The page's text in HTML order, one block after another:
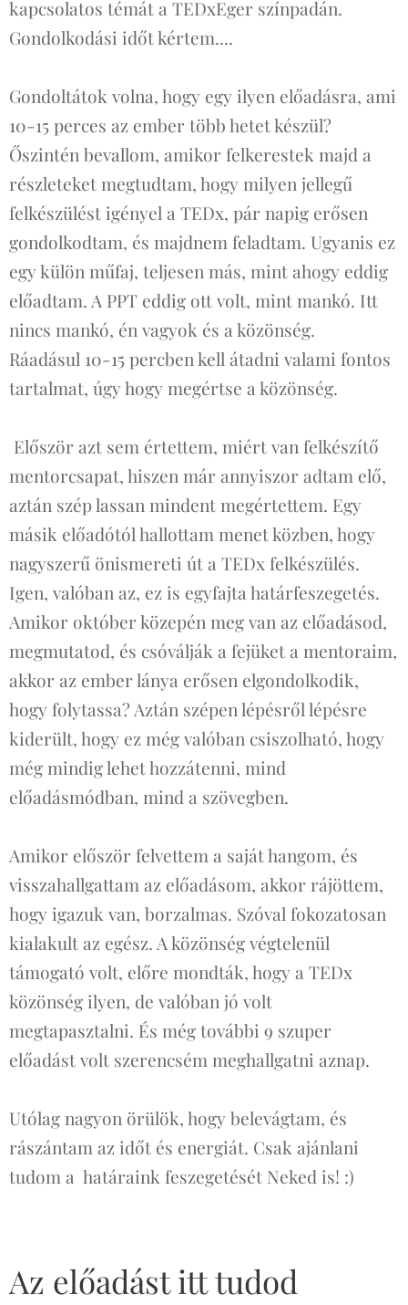
kapcsolatos témát a TEDxEger színpadán.
Gondolkodási időt kértem....
Gondoltátok volna, hogy egy ilyen előadásra, ami
10-15 perces az ember több hetet készül?
Őszintén bevallom, amikor felkerestek majd a
részleteket megtudtam, hogy milyen jellegű
felkészülést igényel a TEDx, pár napig erősen
gondolkodtam, és majdnem feladtam. Ugyanis ez
egy külön műfaj, teljesen más, mint ahogy eddig
előadtam. A PPT eddig ott volt, mint mankó. Itt
nincs mankó, én vagyok és a közönség.
Ráadásul 10-15 percben kell átadni valami fontos
tartalmat, úgy hogy megértse a közönség.
Először azt sem értettem, miért van felkészítő
mentorcsapat, hiszen már annyiszor adtam elő,
aztán szép lassan mindent megértettem. Egy
másik előadótól hallottam menet közben, hogy
nagyszerű önismereti út a TEDx felkészülés.
Igen, valóban az, ez is egyfajta határfeszegetés.
Amikor október közepén meg van az előadásod,
megmutatod, és csóválják a fejüket a mentoraim,
akkor az ember lánya erősen elgondolkodik,
hogy folytassa? Aztán szépen lépésről lépésre
kiderült, hogy ez még valóban csiszolható, hogy
még mindig lehet hozzátenni, mind
előadásmódban, mind a szövegben.
Amikor először felvettem a saját hangom, és
visszahallgattam az előadásom, akkor rájöttem,
hogy igazuk van, borzalmas. Szóval fokozatosan
kialakult az egész. A közönség végtelenül
támogató volt, előre mondták, hogy a TEDx
közönség ilyen, de valóban jó volt
megtapasztalni. És még további 9 szuper
előadást volt szerencsém meghallgatni aznap.
Utólag nagyon örülök, hogy belevágtam, és
rászántam az időt és energiát. Csak ajánlani
tudom a határaink feszegetését Neked is! :)
Az előadást itt tudod